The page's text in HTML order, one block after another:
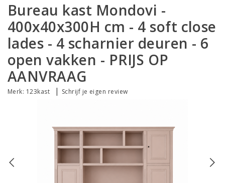
Bureau kast Mondovi -
400x40x300H cm - 4 soft close
lades - 4 scharnier deuren - 6
open vakken - PRIJS OP
AANVRAAG
Merk: 123kast | Schrijf je eigen review